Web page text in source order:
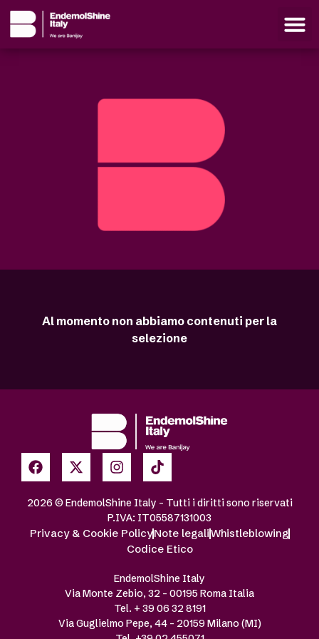
Al momento non abbiamo contenuti per la
selezione
2026 © EndemolShine Italy – Tutti i diritti sono riservati
P.IVA: IT05587131003
Privacy & Cookie PolicyNote legaliWhistleblowing
Codice Etico
EndemolShine Italy
Via Monte Zebio, 32 – 00195 Roma Italia
Tel. + 39 06 32 8191
Via Guglielmo Pepe, 44 – 20159 Milano (MI)